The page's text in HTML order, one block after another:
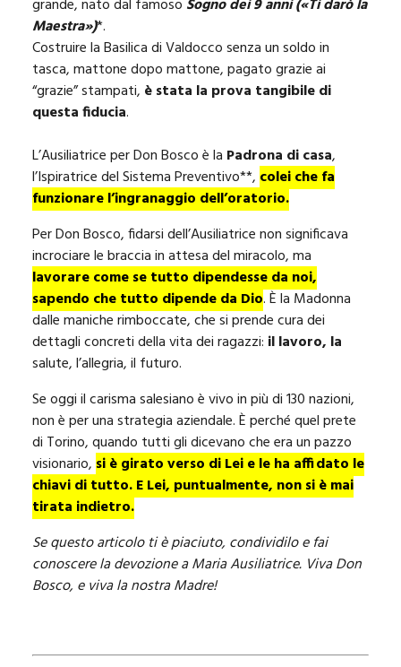
grande, nato dal famoso Sogno dei 9 anni («Ti darò la
Maestra»)*.
Costruire la Basilica di Valdocco senza un soldo in
tasca, mattone dopo mattone, pagato grazie ai
“grazie” stampati, è stata la prova tangibile di
questa fiducia.
L’Ausiliatrice per Don Bosco è la Padrona di casa,
l’Ispiratrice del Sistema Preventivo**, colei che fa
funzionare l’ingranaggio dell’oratorio.
Per Don Bosco, fidarsi dell’Ausiliatrice non significava
incrociare le braccia in attesa del miracolo, ma
lavorare come se tutto dipendesse da noi,
sapendo che tutto dipende da Dio. È la Madonna
dalle maniche rimboccate, che si prende cura dei
dettagli concreti della vita dei ragazzi: il lavoro, la
salute, l’allegria, il futuro.
Se oggi il carisma salesiano è vivo in più di 130 nazioni,
non è per una strategia aziendale. È perché quel prete
di Torino, quando tutti gli dicevano che era un pazzo
visionario, si è girato verso di Lei e le ha affidato le
chiavi di tutto. E Lei, puntualmente, non si è mai
tirata indietro.
Se questo articolo ti è piaciuto, condividilo e fai
conoscere la devozione a Maria Ausiliatrice. Viva Don
Bosco, e viva la nostra Madre!